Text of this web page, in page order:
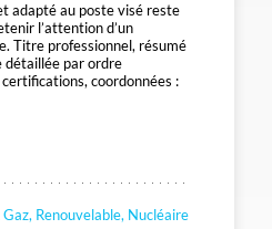
adapté au poste visé reste
l’attention d’un
Titre professionnel, résumé
détaillée par ordre
coordonnées :
Renouvelable, Nucléaire